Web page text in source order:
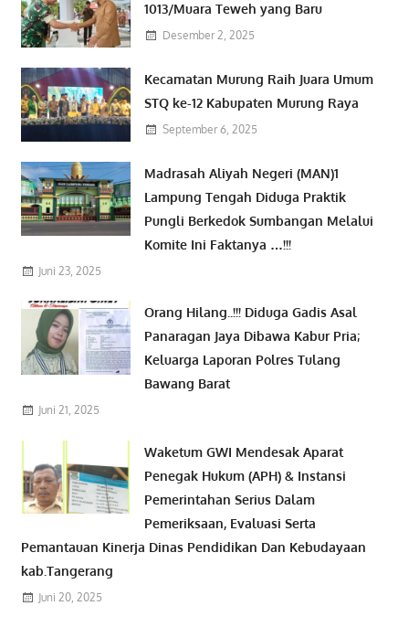
1013/Muara Teweh yang Baru
Desember 2, 2025
Kecamatan Murung Raih Juara Umum
STQ ke-12 Kabupaten Murung Raya
September 6, 2025
Madrasah Aliyah Negeri (MAN)1
Lampung Tengah Diduga Praktik
Pungli Berkedok Sumbangan Melalui
Komite Ini Faktanya …!!!
Juni 23, 2025
Orang Hilang..!!! Diduga Gadis Asal
Panaragan Jaya Dibawa Kabur Pria;
Keluarga Laporan Polres Tulang
Bawang Barat
Juni 21, 2025
Waketum GWI Mendesak Aparat
Penegak Hukum (APH) & Instansi
Pemerintahan Serius Dalam
Pemeriksaan, Evaluasi Serta
Pemantauan Kinerja Dinas Pendidikan Dan Kebudayaan
kab.Tangerang
Juni 20, 2025